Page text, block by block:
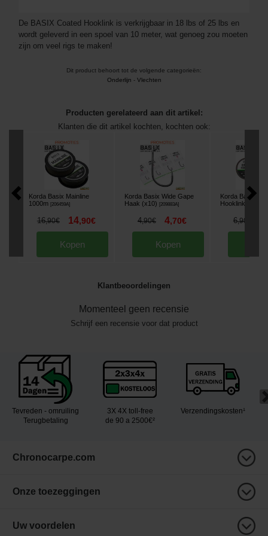
De BASIX Coated Hooklink is verkrijgbaar in 18 lbs of 25 lbs en
wordt geleverd in een spoel van 10 meter, wat genoeg zou moeten
zijn om veel rigs te maken!
Dit product behoort tot de volgende categorieën:
Onderlijn - Vlechten
Producten gerelateerd aan dit artikel:
Klanten die dit artikel kochten, kochten ook:
Korda Basix Mainline
1000m [206459A]
16,90€ 14,90€
Kopen
Korda Basix Wide Gape
Haak (x10)
[209883A]
4,90€ 4,70€
Kopen
Korda Basix
Hooklink 10m
6,90
Klantbeoordelingen
Momenteel geen recensie
Schrijf een recensie voor dat product
Tevreden - omruiling
Terugbetaling
3X 4X toll-free
de 90 a 2500€²
Verzendingskosten¹
Chronocarpe.com
Onze toezeggingen
Uw voordelen